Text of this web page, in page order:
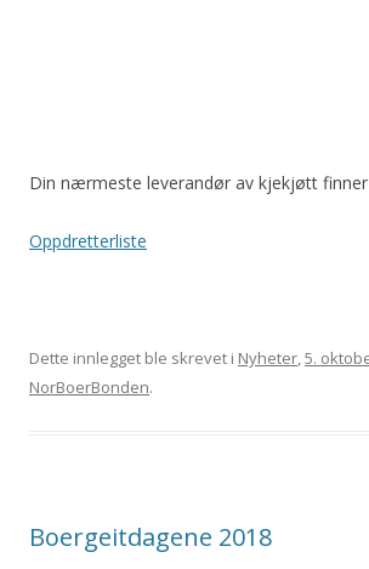
Din nærmeste leverandør av kjekjøtt finner
Oppdretterliste
Dette innlegget ble skrevet i Nyheter,5.
NorBoerBonden.
Boergeitdagene 2018